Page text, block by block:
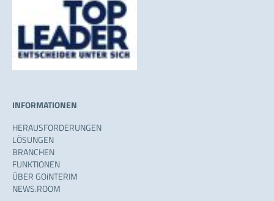
INFORMATIONEN
HERAUSFORDERUNGEN
LÖSUNGEN
BRANCHEN
FUNKTIONEN
ÜBER GOiNTERIM
NEWS.ROOM